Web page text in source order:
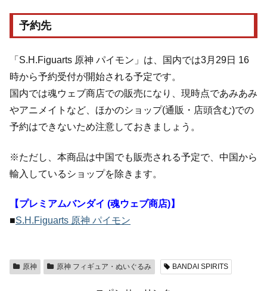
予約先
「S.H.Figuarts 原神 パイモン」は、国内では3月29日 16
時から予約受付が開始される予定です。
国内では魂ウェブ商店での販売になり、現時点であみあみ
やアニメイトなど、ほかのショップ(通販・店頭含む)での
予約はできないため注意しておきましょう。
※ただし、本商品は中国でも販売される予定で、中国から
輸入しているショップを除きます。
【プレミアムバンダイ (魂ウェブ商店)】
■S.H.Figuarts 原神 パイモン
原神 原神 フィギュア・ぬいぐるみ BANDAI SPIRITS